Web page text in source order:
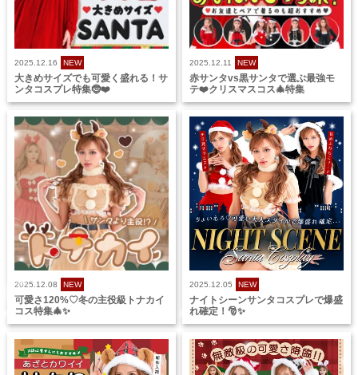
2025.12.16 NEW
大きめサイズでも可愛く盛れる！サ
ンタコスプレ特集🤶❤️
2025.12.11 NEW
赤サンタvs黒サンタで選ぶ最強モ
テ❤️クリスマスコス🎄特集
2025.12.08 NEW
可愛さ120%♡冬の主役級トナカイ
コス特集🎄✨
2025.12.05 NEW
ナイトシーンサンタコスプレで爆盛
れ確定！🎅✨